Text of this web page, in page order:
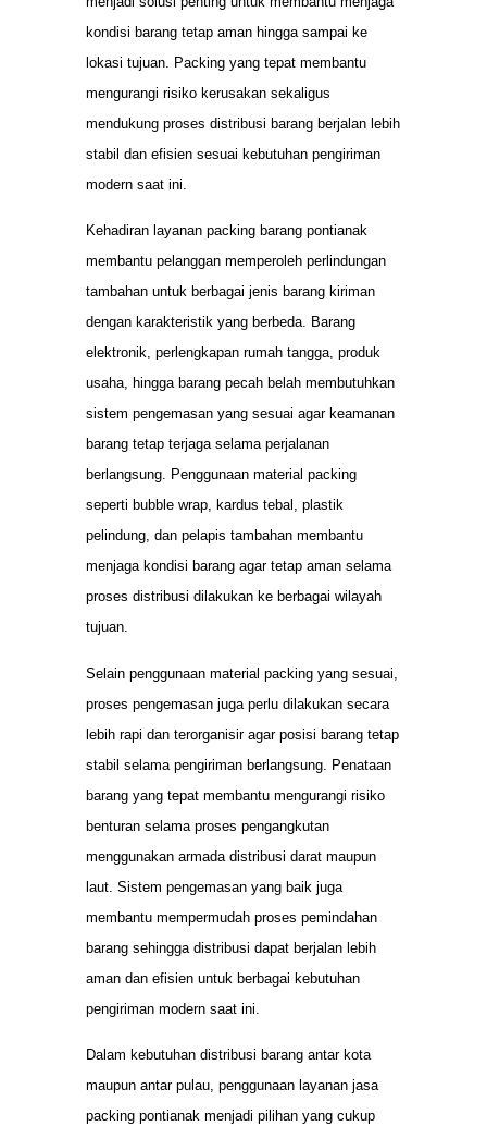
kondisi barang tetap aman hingga sampai ke
lokasi tujuan. Packing yang tepat membantu
mengurangi risiko kerusakan sekaligus
mendukung proses distribusi barang berjalan lebih
stabil dan efisien sesuai kebutuhan pengiriman
modern saat ini.
Kehadiran layanan packing barang pontianak
membantu pelanggan memperoleh perlindungan
tambahan untuk berbagai jenis barang kiriman
dengan karakteristik yang berbeda. Barang
elektronik, perlengkapan rumah tangga, produk
usaha, hingga barang pecah belah membutuhkan
sistem pengemasan yang sesuai agar keamanan
barang tetap terjaga selama perjalanan
berlangsung. Penggunaan material packing
seperti bubble wrap, kardus tebal, plastik
pelindung, dan pelapis tambahan membantu
menjaga kondisi barang agar tetap aman selama
proses distribusi dilakukan ke berbagai wilayah
tujuan.
Selain penggunaan material packing yang sesuai,
proses pengemasan juga perlu dilakukan secara
lebih rapi dan terorganisir agar posisi barang tetap
stabil selama pengiriman berlangsung. Penataan
barang yang tepat membantu mengurangi risiko
benturan selama proses pengangkutan
menggunakan armada distribusi darat maupun
laut. Sistem pengemasan yang baik juga
membantu mempermudah proses pemindahan
barang sehingga distribusi dapat berjalan lebih
aman dan efisien untuk berbagai kebutuhan
pengiriman modern saat ini.
Dalam kebutuhan distribusi barang antar kota
maupun antar pulau, penggunaan layanan jasa
packing pontianak menjadi pilihan yang cukup